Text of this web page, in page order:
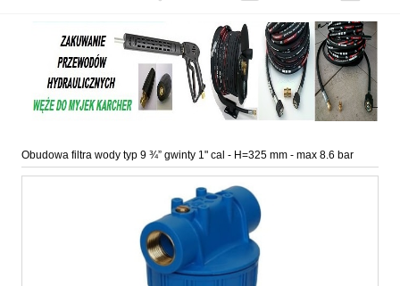
Obudowa filtra wody typ 9 ¾” gwinty 1" cal - H=325 mm - max 8.6 bar